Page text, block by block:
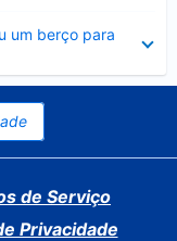
um berço para
de Serviço
Privacidade